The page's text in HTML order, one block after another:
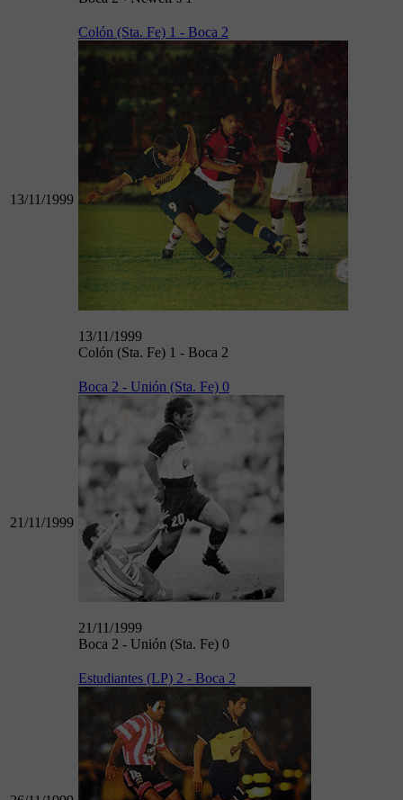
13/11/1999
Colón (Sta. Fe) 1 - Boca 2
13/11/1999
Colón (Sta. Fe) 1 - Boca 2
21/11/1999
Boca 2 - Unión (Sta. Fe) 0
21/11/1999
Boca 2 - Unión (Sta. Fe) 0
Estudiantes (LP) 2 - Boca 2